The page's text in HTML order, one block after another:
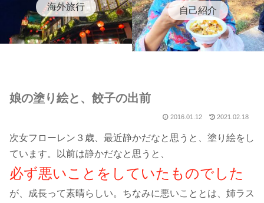
海外旅行 自己紹介
娘の塗り絵と、餃子の出前
2016.01.12 2021.02.18
次女フローレン３歳、最近静かだなと思うと、塗り絵をし
ています。以前は静かだなと思うと、
必ず悪いことをしていたものでした
が、成長って素晴らしい。ちなみに悪いこととは、姉ラス